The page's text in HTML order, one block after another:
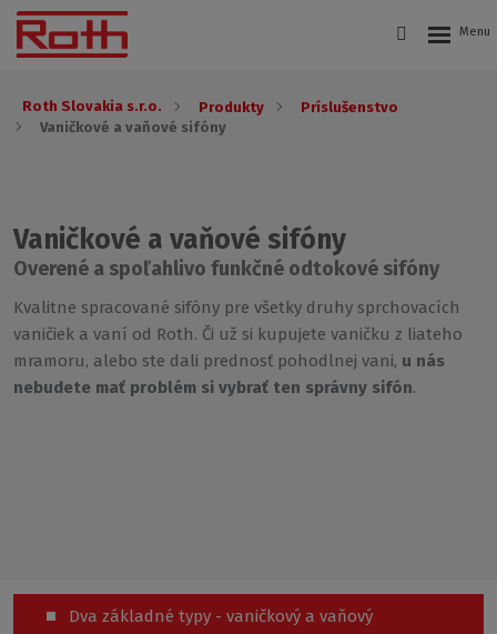
Roth Slovakia s.r.o. Produkty
Príslušenstvo
Vaničkové a vaňové sifóny
Vaničkové a vaňové sifóny
Overené a spoľahlivo funkčné odtokové sifóny
Kvalitne spracované sifóny pre všetky druhy sprchovacích
vaničiek a vaní od Roth. Či už si kupujete vaničku z liateho
mramoru, alebo ste dali prednosť pohodlnej vani, u nás
nebudete mať problém si vybrať ten správny sifón.
Dva základné typy - vaničkový a vaňový